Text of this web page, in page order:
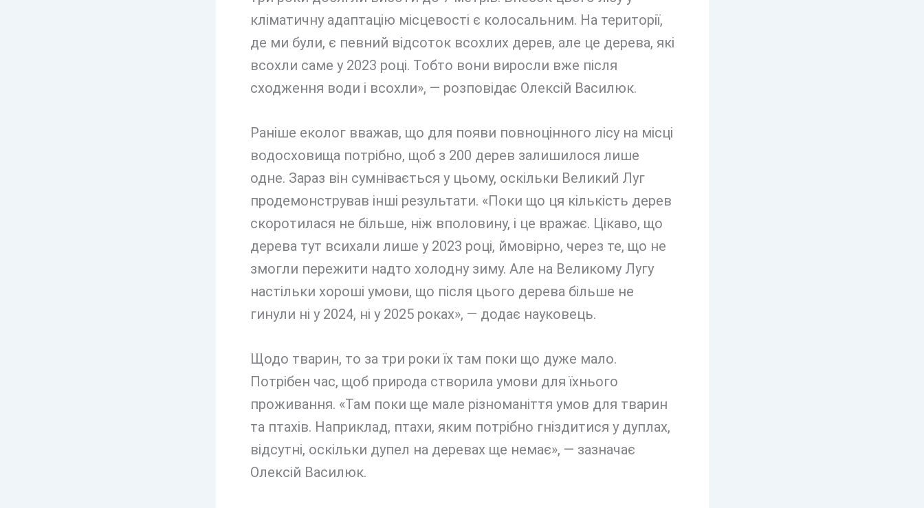
кліматичну адаптацію місцевості є колосальним. На території,
де ми були, є певний відсоток всохлих дерев, але це дерева, які
всохли саме у 2023 році. Тобто вони виросли вже після
сходження води і всохли», — розповідає Олексій Василюк.
Раніше еколог вважав, що для появи повноцінного лісу на місці
водосховища потрібно, щоб з 200 дерев залишилося лише
одне. Зараз він сумнівається у цьому, оскільки Великий Луг
продемонстрував інші результати. «Поки що ця кількість дерев
скоротилася не більше, ніж вполовину, і це вражає. Цікаво, що
дерева тут всихали лише у 2023 році, ймовірно, через те, що не
змогли пережити надто холодну зиму. Але на Великому Лугу
настільки хороші умови, що після цього дерева більше не
гинули ні у 2024, ні у 2025 роках», — додає науковець.
Щодо тварин, то за три роки їх там поки що дуже мало.
Потрібен час, щоб природа створила умови для їхнього
проживання. «Там поки ще мале різноманіття умов для тварин
та птахів. Наприклад, птахи, яким потрібно гніздитися у дуплах,
відсутні, оскільки дупел на деревах ще немає», — зазначає
Олексій Василюк.